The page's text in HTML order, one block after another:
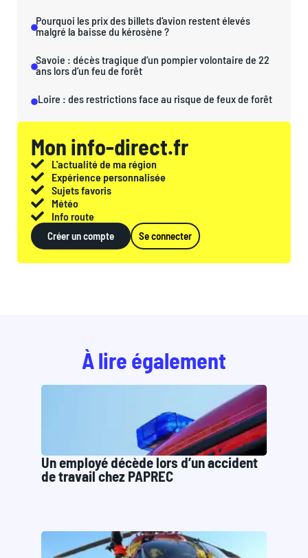
Pourquoi les prix des billets d’avion restent élevés
malgré la baisse du kérosène ?
Savoie : décès tragique d’un pompier volontaire de 22
ans lors d’un feu de forêt
Loire : des restrictions face au risque de feux de forêt
Mon info-direct.fr
L'actualité de ma région
Expérience personnalisée
Sujets favoris
Météo
Info route
Créer un compte Se connecter
À lire également
Un employé décède lors d’un accident
de travail chez PAPREC